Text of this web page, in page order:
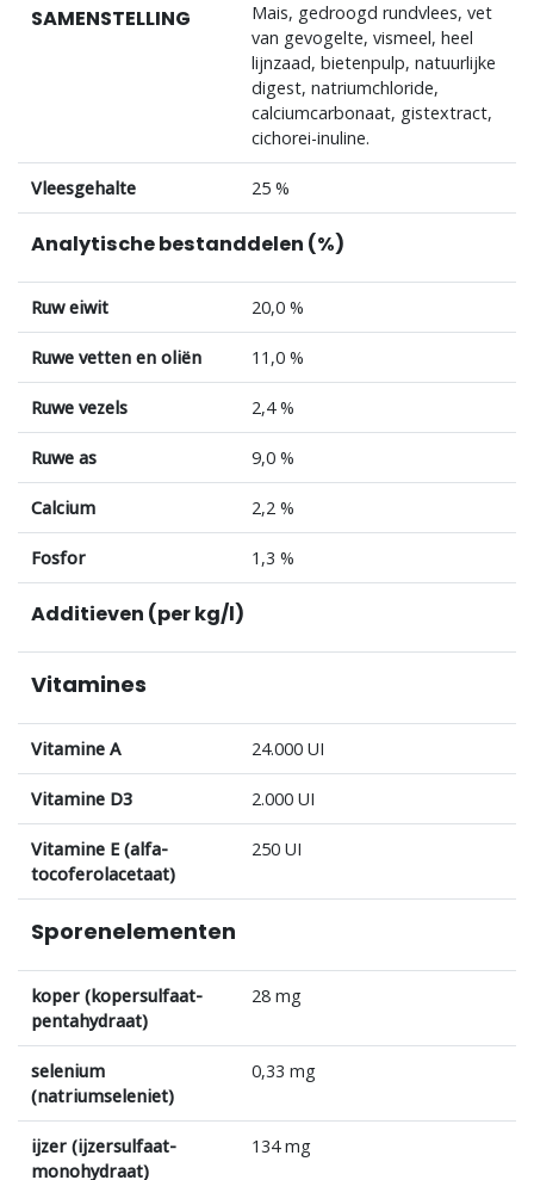
SAMENSTELLING
Mais, gedroogd rundvlees, vet
van gevogelte, vismeel, heel
lijnzaad, bietenpulp, natuurlijke
digest, natriumchloride,
calciumcarbonaat, gistextract,
cichorei-inuline.
Vleesgehalte 25 %
Analytische bestanddelen (%)
Ruw eiwit 20,0 %
Ruwe vetten en oliën 11,0 %
Ruwe vezels 2,4 %
Ruwe as 9,0 %
Calcium 2,2 %
Fosfor 1,3 %
Additieven (per kg/l)
Vitamines
Vitamine A 24.000 UI
Vitamine D3 2.000 UI
Vitamine E (alfa-
tocoferolacetaat)
250 UI
Sporenelementen
koper (kopersulfaat-
pentahydraat)
28 mg
selenium
(natriumseleniet)
0,33 mg
ijzer (ijzersulfaat-
monohydraat)
134 mg